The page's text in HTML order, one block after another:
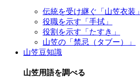
伝統を受け継ぐ「山笠衣装」
役職を示す「手拭」
役割を示す「たすき」
山笠の「禁忌（タブー）」
山笠豆知識
山笠用語を調べる